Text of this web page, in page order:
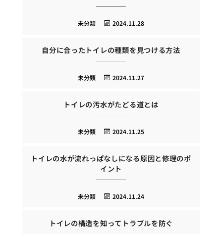
2024.11.28
未分類
自分に合ったトイレの種類を見つける方法
2024.11.27
未分類
トイレの汚水がたどる道とは
2024.11.25
未分類
トイレの水が流れっぱなしになる原因と修理のポ
イント
2024.11.24
未分類
トイレの構造を知ってトラブルを防ぐ